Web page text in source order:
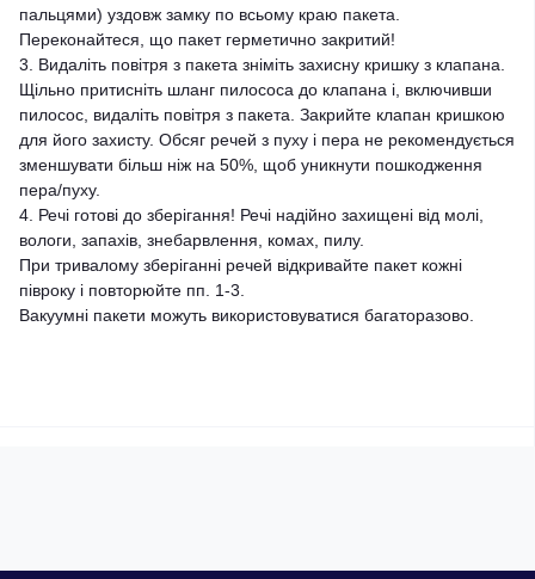
пальцями) уздовж замку по всьому краю пакета.
Переконайтеся, що пакет герметично закритий!
3. Видаліть повітря з пакета зніміть захисну кришку з клапана.
Щільно притисніть шланг пилососа до клапана і, включивши
пилосос, видаліть повітря з пакета. Закрийте клапан кришкою
для його захисту. Обсяг речей з пуху і пера не рекомендується
зменшувати більш ніж на 50%, щоб уникнути пошкодження
пера/пуху.
4. Речі готові до зберігання! Речі надійно захищені від молі,
вологи, запахів, знебарвлення, комах, пилу.
При тривалому зберіганні речей відкривайте пакет кожні
півроку і повторюйте пп. 1-3.
Вакуумні пакети можуть використовуватися багаторазово.